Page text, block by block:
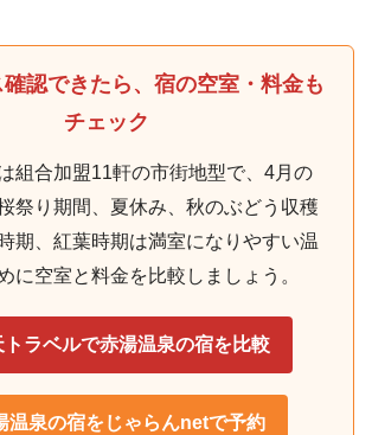
認できたら、宿の空室・料金も
チェック
組合加盟11軒の市街地型で、4月の
祭り期間、夏休み、秋のぶどう収穫
期、紅葉時期は満室になりやすい温
に空室と料金を比較しましょう。
ラベルで赤湯温泉の宿を比較
温泉の宿をじゃらんnetで予約